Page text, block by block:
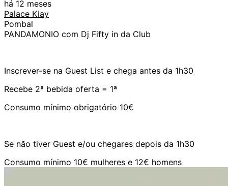
há 12 meses
Palace Kiay
Pombal
PANDAMONIO com Dj Fifty in da Club
Inscrever-se na Guest List e chega antes da 1h30
Recebe 2ª bebida oferta = 1ª
Consumo mínimo obrigatório 10€
Se não tiver Guest e/ou chegares depois da 1h30
Consumo mínimo 10€ mulheres e 12€ homens